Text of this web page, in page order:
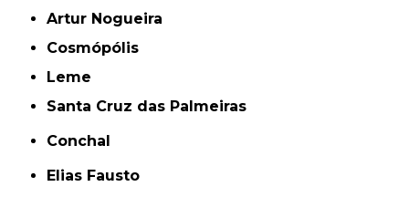
Artur Nogueira
Cosmópólis
Leme
Santa Cruz das Palmeiras
Conchal
Elias Fausto